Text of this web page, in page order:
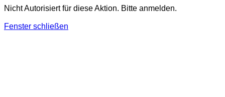
Nicht Autorisiert für diese Aktion. Bitte anmelden.
Fenster schließen